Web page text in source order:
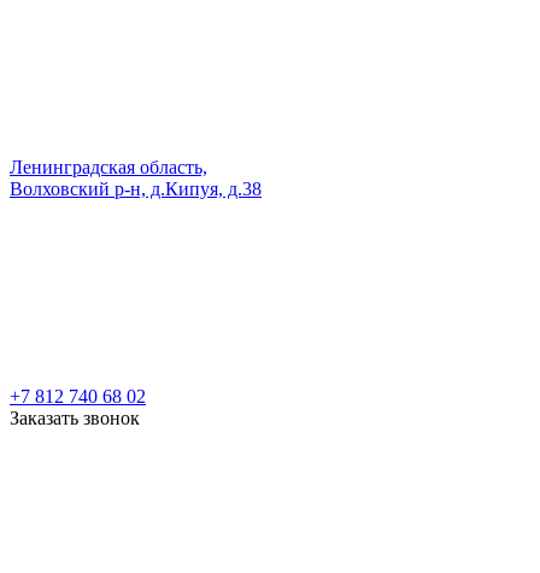
Ленинградская область,
Волховский р-н, д.Кипуя, д.38
+7 812 740 68 02
Заказать звонок